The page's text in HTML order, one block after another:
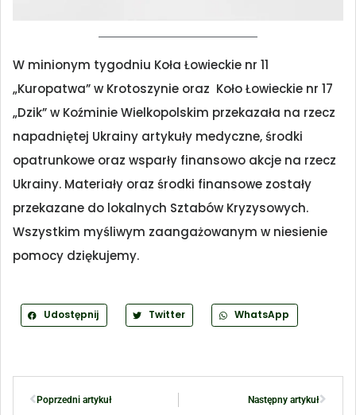
W minionym tygodniu Koła Łowieckie nr 11
„Kuropatwa” w Krotoszynie oraz Koło Łowieckie nr 17
„Dzik” w Koźminie Wielkopolskim przekazała na rzecz
napadniętej Ukrainy artykuły medyczne, środki
opatrunkowe oraz wsparły finansowo akcje na rzecz
Ukrainy. Materiały oraz środki finansowe zostały
przekazane do lokalnych Sztabów Kryzysowych.
Wszystkim myśliwym zaangażowanym w niesienie
pomocy dziękujemy.
Udostępnij Twitter WhatsApp
Poprzedni artykuł Następny artykuł